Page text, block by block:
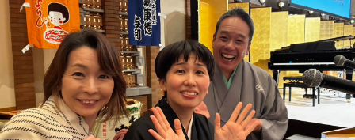
【2位】天秤座（てんびん座）
客観的に物事を考えていくことで、運気が上がっていくでし
ょう。あなただけの考えで選択していくのではなく、色々な
人たちの意見を聞いて、参考にしていくことで良い流れがや
ってきます。